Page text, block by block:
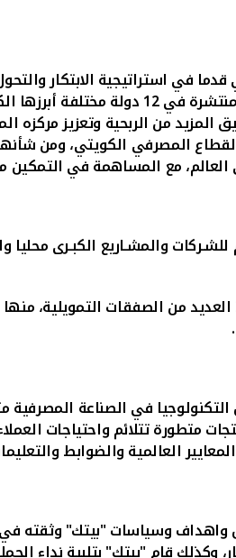
استراتيجية الابتكار
فيها وحدات المجموعة، وتحقيق
وتعزيز مركزه
المصرفي الكويتي، ومن
مع المساهمة في
للشـركات والمشـاريع الكبـرى
العديد من الصفقات
في الصناعة المصرفية
متطورة تتلائم واحتياجات
العالمية والضوابط
وسياسات "بيتك" وثقته